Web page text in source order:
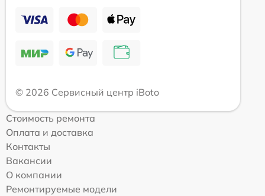
© 2026 Сервисный центр iBoto
Стоимость ремонта
Оплата и доставка
Контакты
Вакансии
О компании
Ремонтируемые модели